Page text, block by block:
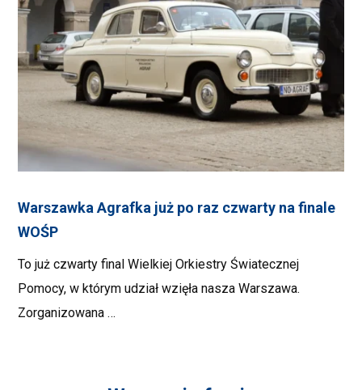
Warszawka Agrafka już po raz czwarty na finale
WOŚP
To już czwarty final Wielkiej Orkiestry Światecznej
Pomocy, w którym udział wzięła nasza Warszawa.
Zorganizowana …